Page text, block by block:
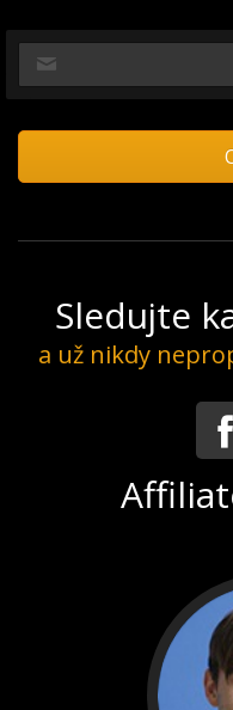
Sledujte
a už nikdy